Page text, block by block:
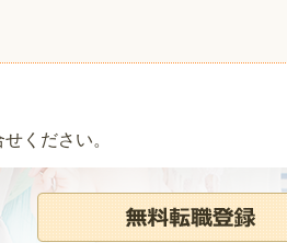
ください。